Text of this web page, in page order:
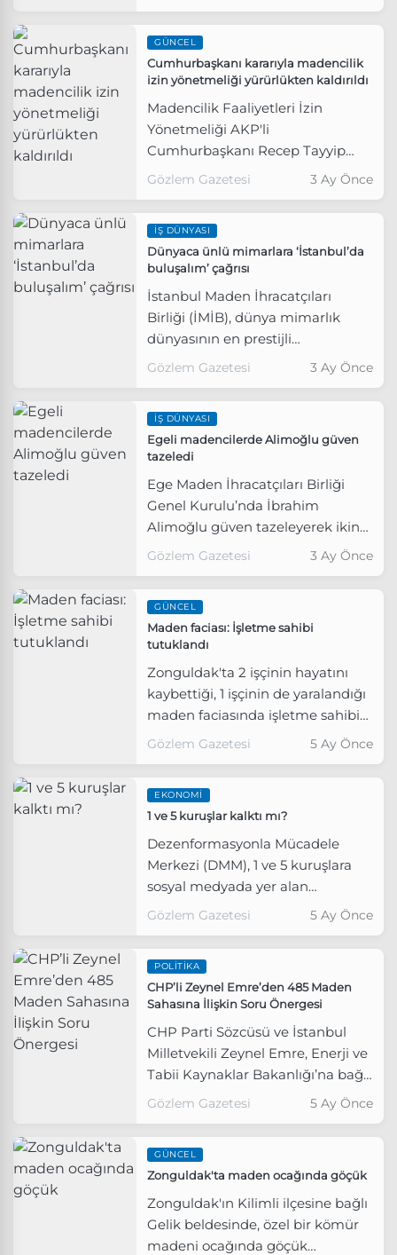
ve devletin herkes için eşit işlediği
bir düzende mümkündür. Siyasi
kültürü değiştirmek zorundayız"
dedi.
GÜNCEL
Cumhurbaşkanı kararıyla madencilik
izin yönetmeliği yürürlükten kaldırıldı
Madencilik Faaliyetleri İzin
Yönetmeliği AKP'li
Cumhurbaşkanı Recep Tayyip
Erdoğan'ın imzasıyla yürürlükten
Gözlem Gazetesi 3 Ay Önce
İŞ DÜNYASI
Dünyaca ünlü mimarlara ‘İstanbul’da
buluşalım’ çağrısı
İstanbul Maden İhracatçıları
Birliği (İMİB), dünya mimarlık
dünyasının en prestijli
etkinliklerinden World
bir adım attı.
Gözlem Gazetesi 3 Ay Önce
İŞ DÜNYASI
Egeli madencilerde Alimoğlu güven
tazeledi
Ege Maden İhracatçıları Birliği
Genel Kurulu’nda İbrahim
Alimoğlu güven tazeleyerek ikinci
kez Başkan seçildi. İbrahim
1,5 milyar dolara, 2030 yılında da 2
milyar dolara çıkarma hedefiyle
yeni döneme giriş yaptı.
Gözlem Gazetesi 3 Ay Önce
GÜNCEL
Maden faciası: İşletme sahibi
tutuklandı
Zonguldak'ta 2 işçinin hayatını
kaybettiği, 1 işçinin de yaralandığı
maden faciasında işletme sahibi
tutuklandı.
Gözlem Gazetesi 5 Ay Önce
EKONOMI
1 ve 5 kuruşlar kalktı mı?
Dezenformasyonla Mücadele
Merkezi (DMM), 1 ve 5 kuruşlara
sosyal medyada yer alan
haberlere ilişkin açıklama yaptı.
Gözlem Gazetesi 5 Ay Önce
POLITIKA
CHP’li Zeynel Emre’den 485 Maden
Sahasına İlişkin Soru Önergesi
CHP Parti Sözcüsü ve İstanbul
Milletvekili Zeynel Emre, Enerji ve
Tabii Kaynaklar Bakanlığı’na bağlı
Maden ve Petrol İşleri Genel
genelinde 485 maden sahasını
ihaleye çıkarmasına ilişkin olarak
Enerji ve Tabii Kaynaklar Bakanı
Alparslan Bayraktar’ın yazılı olarak
yanıtlaması istemiyle Türkiye
Gözlem Gazetesi 5 Ay Önce
GÜNCEL
Zonguldak'ta maden ocağında göçük
Zonguldak'ın Kilimli ilçesine bağlı
Gelik beldesinde, özel bir kömür
madeni ocağında göçük